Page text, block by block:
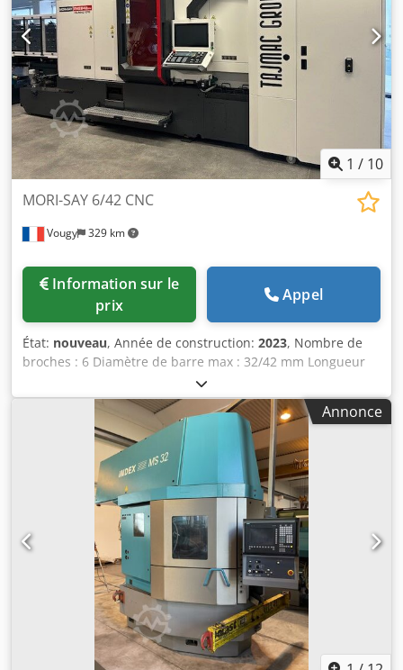
longitudinales, de 6 coulisses transversales dont 4 chariots
croisées en position 1-2-4 et 5, de moteurs de broches et
d’avances AC avec réglage sur panneau de commande.
Dedpfokvl Ersx Aclowa
1 / 10
Vougy 329 km
MORI-SAY 6/42 CNC
prix
Appel
État: nouveau, Année de construction: 2023, Nombre de
broches : 6 Diamètre de barre max : 32/42 mm Longueur
max de ravitaillement Dwedpfx Ajkvnvvjcloa Vitesse de
broche max : 5.000 tr/min 4 fois moins de consommation
électrique Cette machine combine la haute productivité et
la robustesse du multibroche à cames avec les avantages
de la commande numérique dont l’utilisation a été facilité
pour les opérateurs. La machine est équipée d’une double
CN Siemens 840D Solution line pour le contrôle de 24 axes
de base et 20 axes supplémentaires en option. Les 6
broches indépendantes avec moteurs AC ont une
puissance de 7 kW permettant l´usinage de matières
Annonce